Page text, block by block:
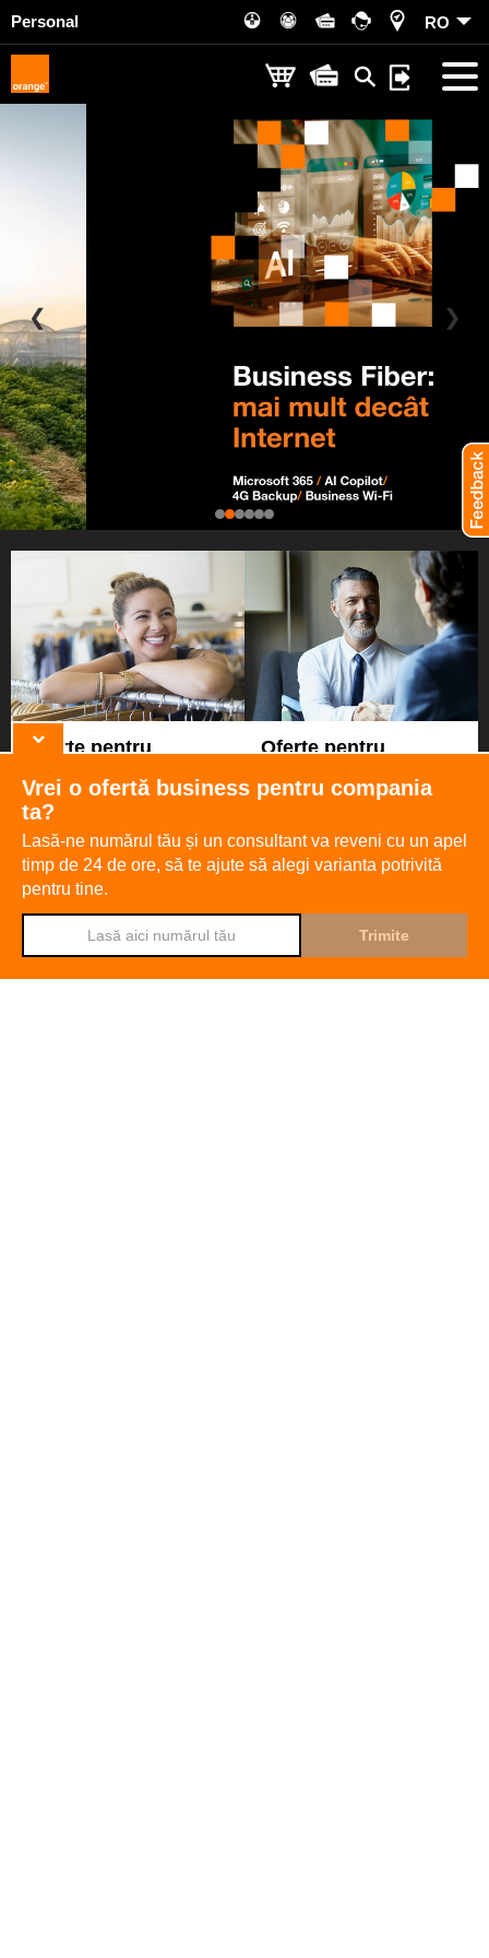
Personal RO
❮ ❯
Oferte pentru
Vezi oferte
Oferte pentru
de 10 angajaţi
Vezi oferte
Ajutor
Vrei o ofertă business pentru compania
ta?
Lasă-ne numărul tău și un consultant va reveni cu un apel
timp de 24 de ore, să te ajute să alegi varianta potrivită
pentru tine.
Djingo